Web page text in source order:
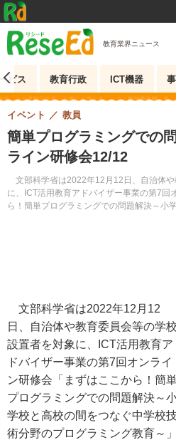
教育業界ニュース
ビス 教育行政 ICT機器
簡単プログラミングでの
ライン研修会12/12
文部科学省は2022年12月12日、自治体
に、ICT活用教育アドバイザー事業の第7回
ら！簡単プログラミングでの問題解決～小
イベント 教員
文部科学省は2022年12月12
日、自治体や教育委員会等の学校
設置者を対象に、ICT活用教育ア
ドバイザー事業の第7回オンライ
ン研修会「まずはここから！簡
プログラミングでの問題解決～
学校と高校の間をつなぐ中学校
術分野のプログラミング教育～」